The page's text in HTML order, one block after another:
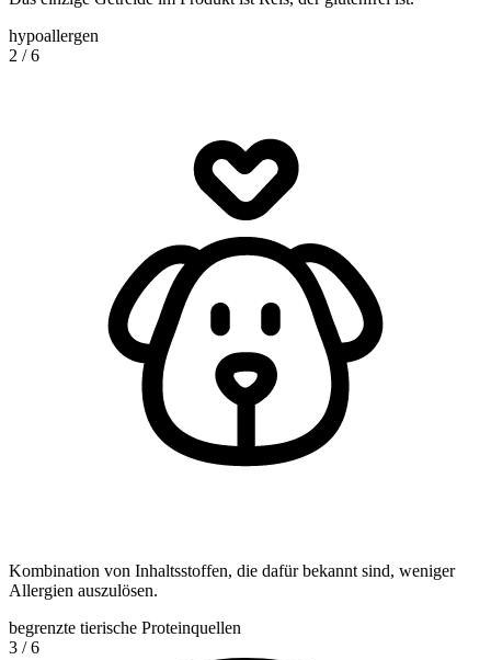
hypoallergen
2 /6
Kombination von Inhaltsstoffen, die dafür bekannt sind, weniger
Allergien auszulösen.
begrenzte tierische Proteinquellen
3 /6